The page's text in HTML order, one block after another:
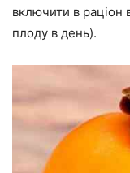
включити в раціон
плоду в день).